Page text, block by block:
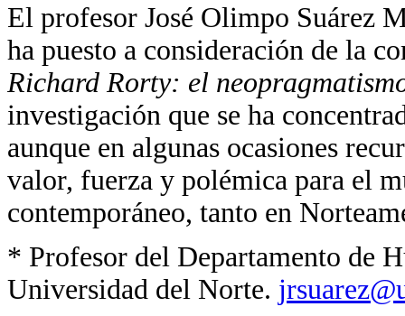
El profesor José Olimpo Suárez
ha puesto a consideración de la
Richard Rorty: el
investigación que se ha
aunque en algunas ocasiones
valor, fuerza y polémica para el
contemporáneo, tanto en
* Profesor del Departamento de
Universidad del Norte.